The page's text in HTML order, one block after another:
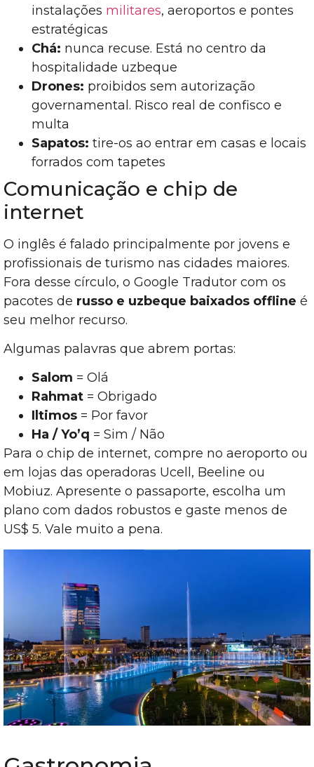
instalações militares, aeroportos e pontes
estratégicas
Chá: nunca recuse. Está no centro da
hospitalidade uzbeque
Drones: proibidos sem autorização
governamental. Risco real de confisco e
multa
Sapatos: tire-os ao entrar em casas e locais
forrados com tapetes
Comunicação e chip de
internet
O inglês é falado principalmente por jovens e
profissionais de turismo nas cidades maiores.
Fora desse círculo, o Google Tradutor com os
pacotes de russo e uzbeque baixados offline é
seu melhor recurso.
Algumas palavras que abrem portas:
Salom = Olá
Rahmat = Obrigado
Iltimos = Por favor
Ha / Yo’q = Sim / Não
Para o chip de internet, compre no aeroporto ou
em lojas das operadoras Ucell, Beeline ou
Mobiuz. Apresente o passaporte, escolha um
plano com dados robustos e gaste menos de
US$ 5. Vale muito a pena.